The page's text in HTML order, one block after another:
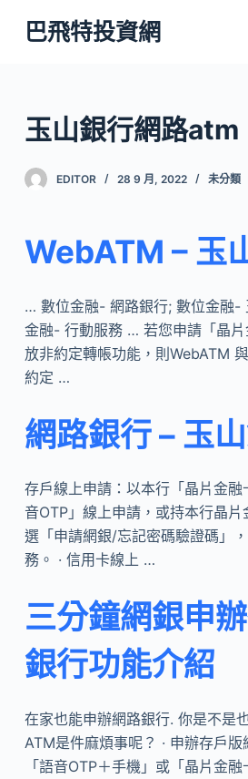
跳
至
內
容
巴飛特投資網
玉山銀行網路atm
EDITOR 28 9 月, 2022 未分類
WebATM – 玉
… 數位金融- 網路銀行; 數位金融-
金融- 行動服務 … 若您申請「晶
放非約定轉帳功能，則WebATM
約定 …
網路銀行 – 玉
存戶線上申請：以本行「晶片金
音OTP」線上申請，或持本行晶
選「申請網銀/忘記密碼驗證碼」
務。 · 信用卡線上 …
三分鐘網銀申
銀行功能介紹
在家也能申辦網路銀行. 你是不是
ATM是件麻煩事呢？ · 申辦存戶
「語音OTP＋手機」或「晶片金